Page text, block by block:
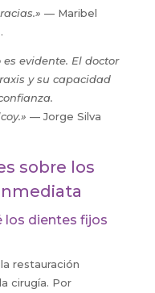
— Maribel
evidente. El doctor
y su capacidad
— Jorge Silva
sobre los
los dientes fijos
restauración
cirugía. Por